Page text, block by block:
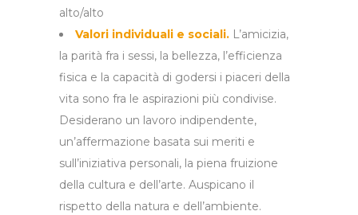
alto/alto
Valori individuali e sociali. L’amicizia,
la parità fra i sessi, la bellezza, l’efficienza
fisica e la capacità di godersi i piaceri della
vita sono fra le aspirazioni più condivise.
Desiderano un lavoro indipendente,
un’affermazione basata sui meriti e
sull’iniziativa personali, la piena fruizione
della cultura e dell’arte. Auspicano il
rispetto della natura e dell’ambiente.